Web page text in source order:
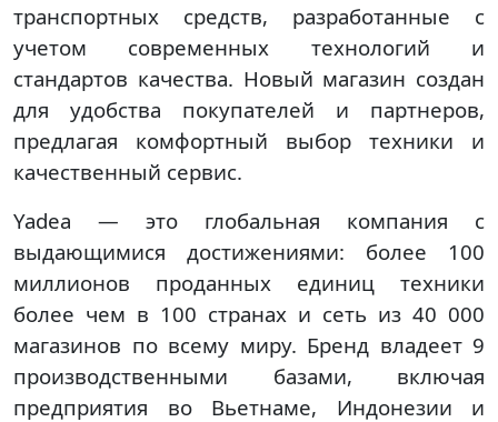
транспортных средств, разработанные с
учетом современных технологий и
стандартов качества. Новый магазин создан
для удобства покупателей и партнеров,
предлагая комфортный выбор техники и
качественный сервис.
Yadea — это глобальная компания с
выдающимися достижениями: более 100
миллионов проданных единиц техники
более чем в 100 странах и сеть из 40 000
магазинов по всему миру. Бренд владеет 9
производственными базами, включая
предприятия во Вьетнаме, Индонезии и